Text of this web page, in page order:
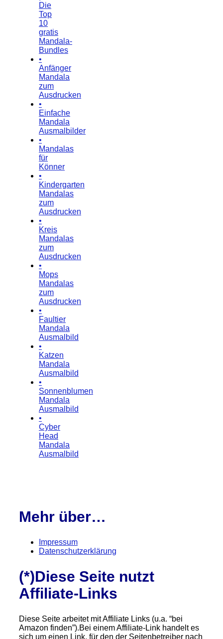
Die
Top
10
gratis
Mandala-
Bundles
•
Anfänger
Mandala
zum
Ausdrucken
•
Einfache
Mandala
Ausmalbilder
•
Mandalas
für
Könner
•
Kindergarten
Mandalas
zum
Ausdrucken
•
Kreis
Mandalas
zum
Ausdrucken
•
Mops
Mandalas
zum
Ausdrucken
•
Faultier
Mandala
Ausmalbild
•
Katzen
Mandala
Ausmalbild
•
Sonnenblumen
Mandala
Ausmalbild
•
Cyber
Head
Mandala
Ausmalbild
Mehr über…
Impressum
Datenschutzerklärung
(*)Diese Seite nutzt
Affiliate-Links
Diese Seite arbeitet mit Affiliate Links (u.a. “bei
Amazon finden”).Bei einem Affiliate-Link handelt es
sich um einen Link, für den der Seitenbetreiber nach